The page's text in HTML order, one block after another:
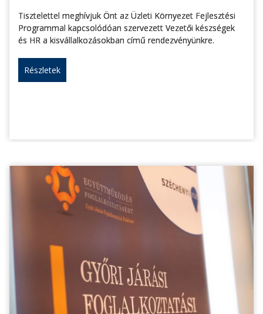
Tisztelettel meghívjuk Önt az Üzleti Környezet Fejlesztési
Programmal kapcsolódóan szervezett Vezetői készségek
és HR a kisvállalkozásokban című rendezvényünkre.
Részletek